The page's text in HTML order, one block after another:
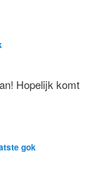
Hopelijk komt
gok